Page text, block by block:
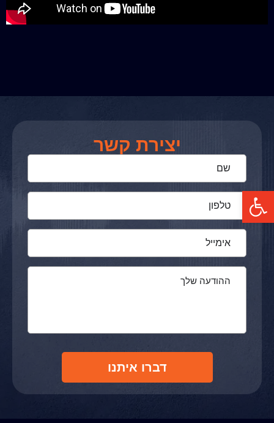
פתח סרגל נגישות
יצירת קשר
דברו איתנו